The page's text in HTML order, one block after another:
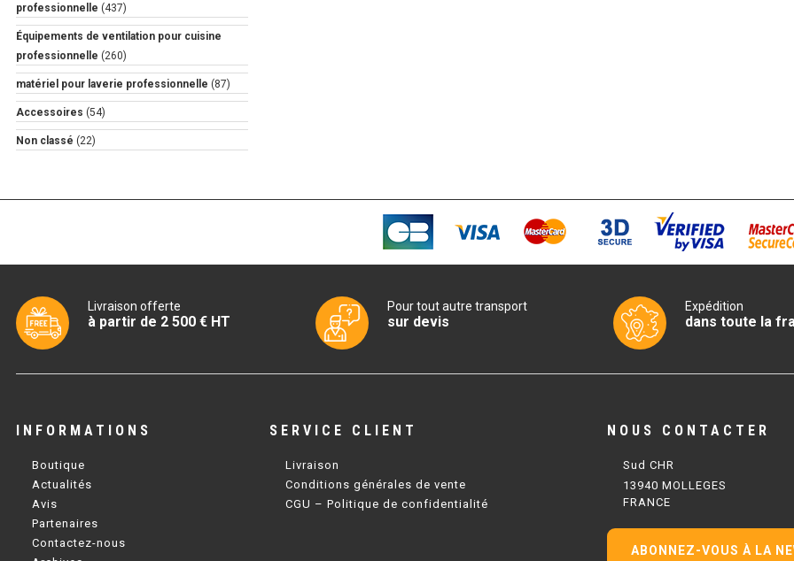
professionnelle (437)
Équipements de ventilation pour cuisine
professionnelle (260)
matériel pour laverie professionnelle (87)
Accessoires (54)
Non classé (22)
Livraison offerte
à partir de 2 500 € HT
Pour tout autre transport
sur devis
Expédition
dans toute la
INFORMATIONS
Boutique
Actualités
Avis
Partenaires
Contactez-nous
SERVICE CLIENT
Livraison
Conditions générales de vente
CGU – Politique de confidentialité
NOUS CONTACTER
Sud CHR
13940 MOLLEGES
FRANCE
ABONNEZ-VOUS À LA